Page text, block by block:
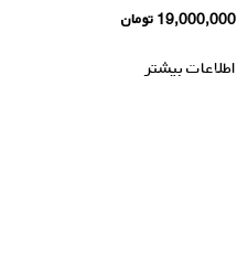
19,000,000 تومان
اطلاعات بیشتر